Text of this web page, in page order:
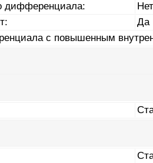
дифференциала:
Нет
Да
с повышенным